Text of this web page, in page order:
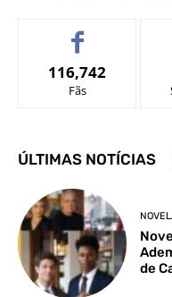
116,742
Fãs
ÚLTIMAS NOTÍCIAS
de